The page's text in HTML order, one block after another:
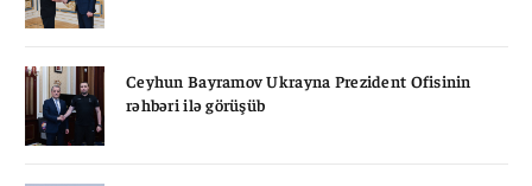
Ceyhun Bayramov Ukrayna Prezident Ofisinin
rəhbəri ilə görüşüb